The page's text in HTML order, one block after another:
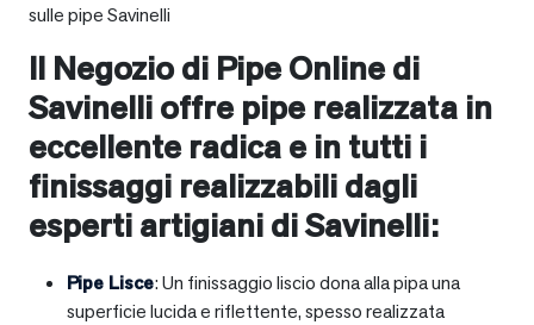
sulle pipe Savinelli
Il Negozio di Pipe Online di
Savinelli offre pipe realizzata in
eccellente radica e in tutti i
finissaggi realizzabili dagli
esperti artigiani di Savinelli:
Pipe Lisce: Un finissaggio liscio dona alla pipa una
superficie lucida e riflettente, spesso realizzata